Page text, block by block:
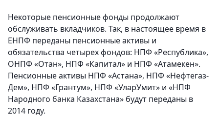
Некоторые пенсионные фонды продолжают
обслуживать вкладчиков. Так, в настоящее время в
ЕНПФ переданы пенсионные активы и
обязательства четырех фондов: НПФ «Республика»,
ОНПФ «Отан», НПФ «Капитал» и НПФ «Атамекен».
Пенсионные активы НПФ «Астана», НПФ «Нефтегаз-
Дем», НПФ «Грантум», НПФ «УларУмит» и «НПФ
Народного банка Казахстана» будут переданы в
2014 году.